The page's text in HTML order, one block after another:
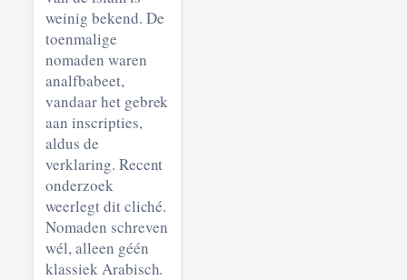
weinig bekend. De
toenmalige
nomaden waren
analfbabeet,
vandaar het gebrek
aan inscripties,
aldus de
verklaring. Recent
onderzoek
weerlegt dit cliché.
Nomaden schreven
wél, alleen géén
klassiek Arabisch.